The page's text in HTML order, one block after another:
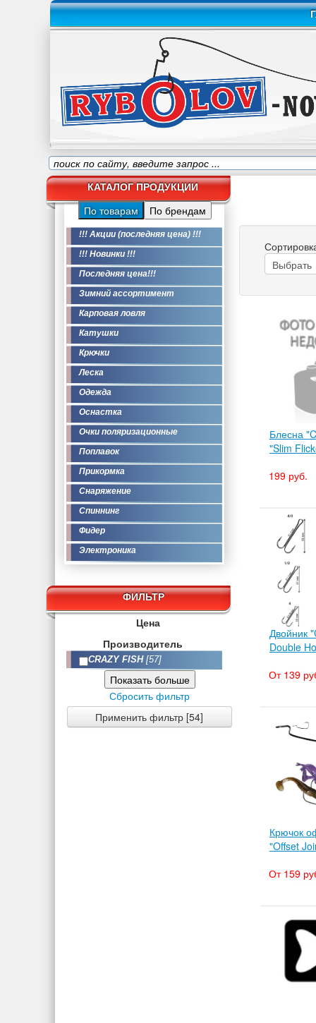
КАТАЛОГ ПРОДУКЦИИ
По товарам По брендам
!!! Акции (последняя цена) !!!
!!! Новинки !!!
Последняя цена!!!
Зимний ассортимент
Карповая ловля
Катушки
Крючки
Леска
Одежда
Оснастка
Очки поляризационные
Поплавок
Прикормка
Снаряжение
Спиннинг
Фидер
Электроника
ФИЛЬТР
Цена
Производитель
CRAZY FISH[57]
Показать больше
Сбросить фильтр
Применить фильтр [54]
Блесна
"Slim
199 руб.
Двойник
Double
От 139
Крючок
"Offset
От 159